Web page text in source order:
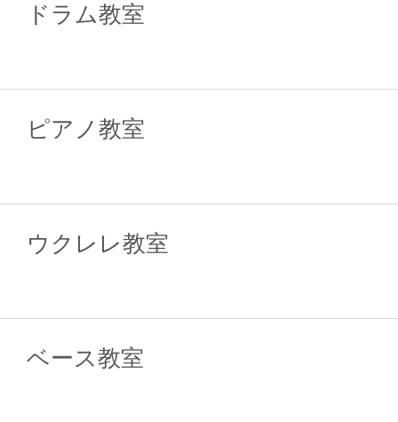
ドラム教室
ピアノ教室
ウクレレ教室
ベース教室